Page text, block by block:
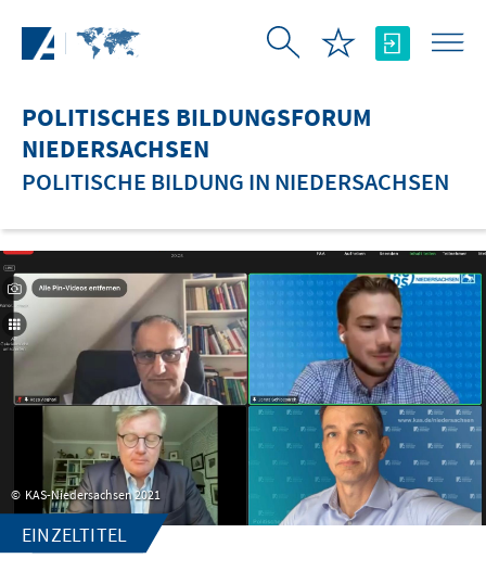
POLITISCHES BILDUNGSFORUM
NIEDERSACHSEN
POLITISCHE BILDUNG IN NIEDERSACHSEN
KAS-Niedersachsen 2021
EINZELTITEL